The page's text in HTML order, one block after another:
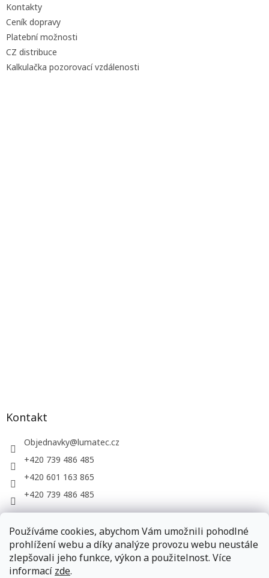
Používáme cookies, abychom Vám umožnili pohodlné
prohlížení webu a díky analýze provozu webu neustále
zlepšovali jeho funkce, výkon a použitelnost. Více
informací zde.
Kontakty
Ceník dopravy
Platební možnosti
CZ distribuce
Kalkulačka pozorovací vzdálenosti
Kontakt
Objednavky@lumatec.cz
+420 739 486 485
+420 601 163 865
+420 739 486 485
LUMATEC, s.r.o. - web společnosti